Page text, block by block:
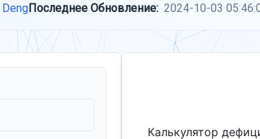
DengПоследнее Обновление: 2024-10-03
Калькулятор